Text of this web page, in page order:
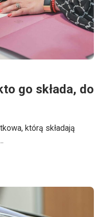
go składa, do
którą składają